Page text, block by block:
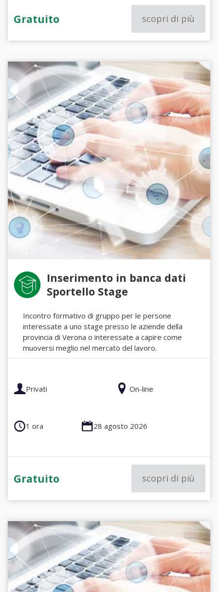
Gratuito scopri di più
Inserimento in banca dati
Sportello Stage
Incontro formativo di gruppo per le persone
interessate a uno stage presso le aziende della
provincia di Verona o interessate a capire come
muoversi meglio nel mercato del lavoro.
Privati On-line
1 ora 28 agosto 2026
Gratuito scopri di più